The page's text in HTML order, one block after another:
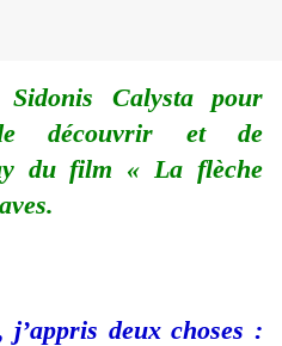
Calysta pour
découvrir et de
du film « La flèche
deux choses :